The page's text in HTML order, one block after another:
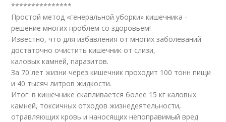
***************
Простой метод «генеральной уборки» кишечника -
решение многих проблем со здоровьем!
Известно, что для избавления от многих заболеваний
достаточно очистить кишечник от слизи,
каловых камней, паразитов.
За 70 лет жизни через кишечник проходит 100 тонн пищи
и 40 тысяч литров жидкости.
Итог: в кишечнике скапливается более 15 кг каловых
камней, токсичных отходов жизнедеятельности,
отравляющих кровь и наносящих непоправимый вред